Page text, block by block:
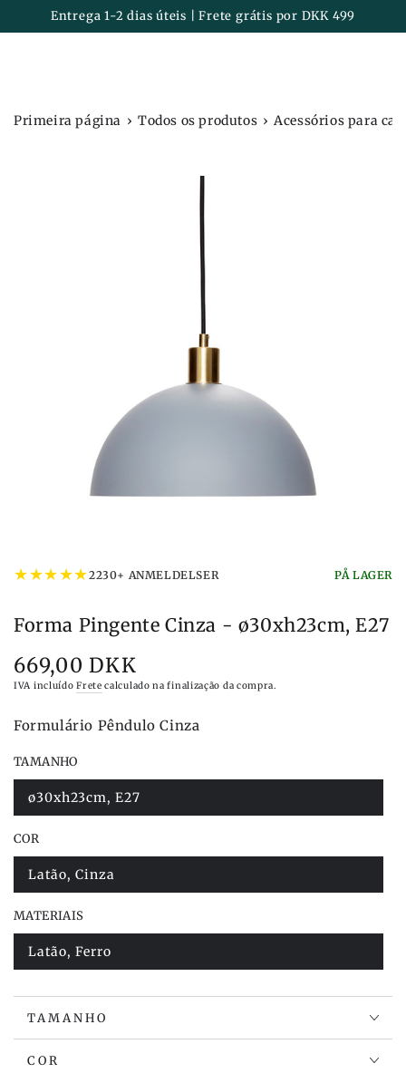
IR PARA O
CONTEÚDO
Entrega 1-2 dias úteis | Frete grátis por DKK 499
Primeira página › Todos os produtos › Acessórios para
★★★★★2230+ ANMELDELSER PÅ LAGER
Forma Pingente Cinza - ø30xh23cm, E27
Preço
669,00 DKK
IVA incluídoFrete calculado na finalização da compra.
Formulário Pêndulo Cinza
TAMANHO
ø30xh23cm, E27
Variante
esgotada
indisponível
COR
Latão, Cinza
Variante
esgotada
indisponível
MATERIAIS
Latão, Ferro
Variante
esgotada
indisponível
TAMANHO
COR